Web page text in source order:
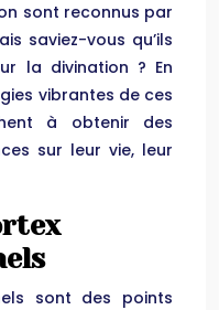
sont reconnus par
saviez-vous qu’ils
la divination ? En
vibrantes de ces
à obtenir des
sur leur vie, leur
sont des points